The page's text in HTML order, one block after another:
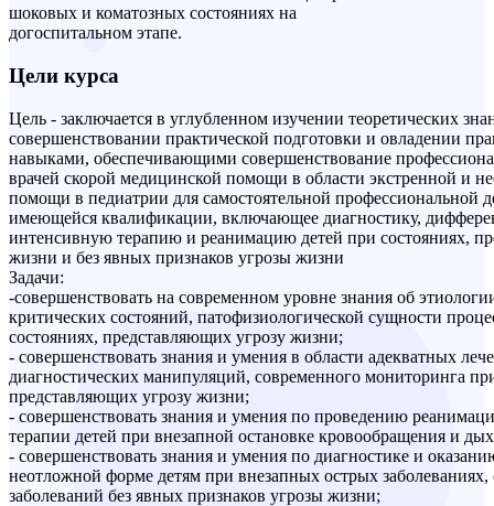
шоковых и коматозных состояниях на
догоспитальном этапе.
Цели курса
Цель - заключается в углубленном изучении теоретических
совершенствовании практической подготовки и овладении
навыками, обеспечивающими совершенствование
врачей скорой медицинской помощи в области экстренной и
помощи в педиатрии для самостоятельной профессиональной
имеющейся квалификации, включающее диагностику,
интенсивную терапию и реанимацию детей при состояниях,
жизни и без явных признаков угрозы жизни
Задачи:
-совершенствовать на современном уровне знания об
критических состояний, патофизиологической сущности
состояниях, представляющих угрозу жизни;
- совершенствовать знания и умения в области адекватных
диагностических манипуляций, современного мониторинга
представляющих угрозу жизни;
- совершенствовать знания и умения по проведению
терапии детей при внезапной остановке кровообращения и
- совершенствовать знания и умения по диагностике и
неотложной форме детям при внезапных острых
заболеваний без явных признаков угрозы жизни;